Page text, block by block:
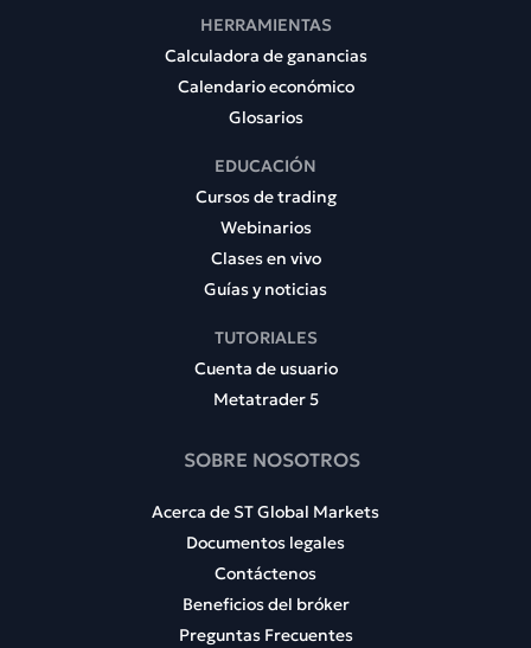
HERRAMIENTAS
Calculadora de ganancias
Calendario económico
Glosarios
EDUCACIÓN
Cursos de trading
Webinarios
Clases en vivo
Guías y noticias
TUTORIALES
Cuenta de usuario
Metatrader 5
SOBRE NOSOTROS
Acerca de ST Global Markets
Documentos legales
Contáctenos
Beneficios del bróker
Preguntas Frecuentes